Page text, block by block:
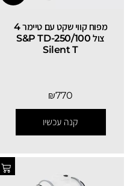
מפוח קווי שקט עם טיימר 4
צול S&P TD-250/100
Silent T
₪770
קנה עכשיו